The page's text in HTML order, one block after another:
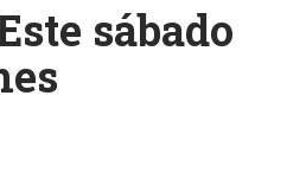
sábado